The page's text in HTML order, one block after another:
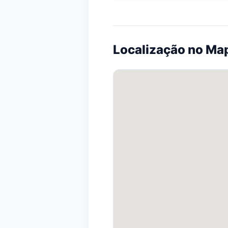
Localização no